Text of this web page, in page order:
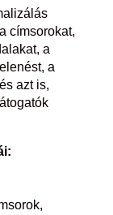
címsorokat,
a
a
azt is,